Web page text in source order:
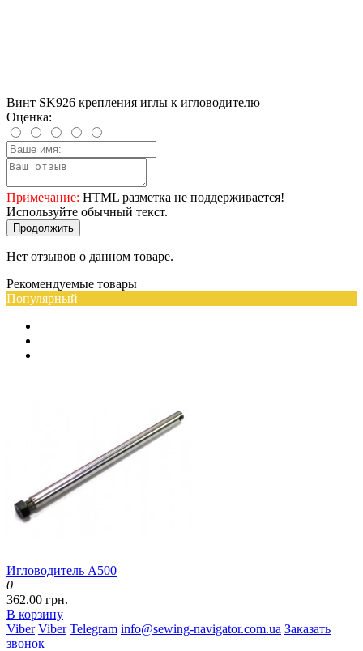
Винт SK926 крепления иглы к игловодителю
Оценка:
Примечание: HTML разметка не поддерживается!
Используйте обычный текст.
Продолжить
Нет отзывов о данном товаре.
Рекомендуемые товары
Популярный
Игловодитель A500
0
362.00 грн.
В корзину
Viber Viber Telegram info@sewing-navigator.com.ua Заказать
звонок